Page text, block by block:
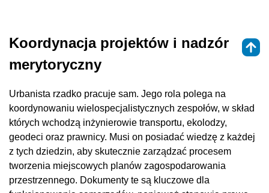
Koordynacja projektów i nadzór
merytoryczny
Urbanista rzadko pracuje sam. Jego rola polega na
koordynowaniu wielospecjalistycznych zespołów, w skład
których wchodzą inżynierowie transportu, ekolodzy,
geodeci oraz prawnicy. Musi on posiadać wiedzę z każdej
z tych dziedzin, aby skutecznie zarządzać procesem
tworzenia miejscowych planów zagospodarowania
przestrzennego. Dokumenty te są kluczowe dla